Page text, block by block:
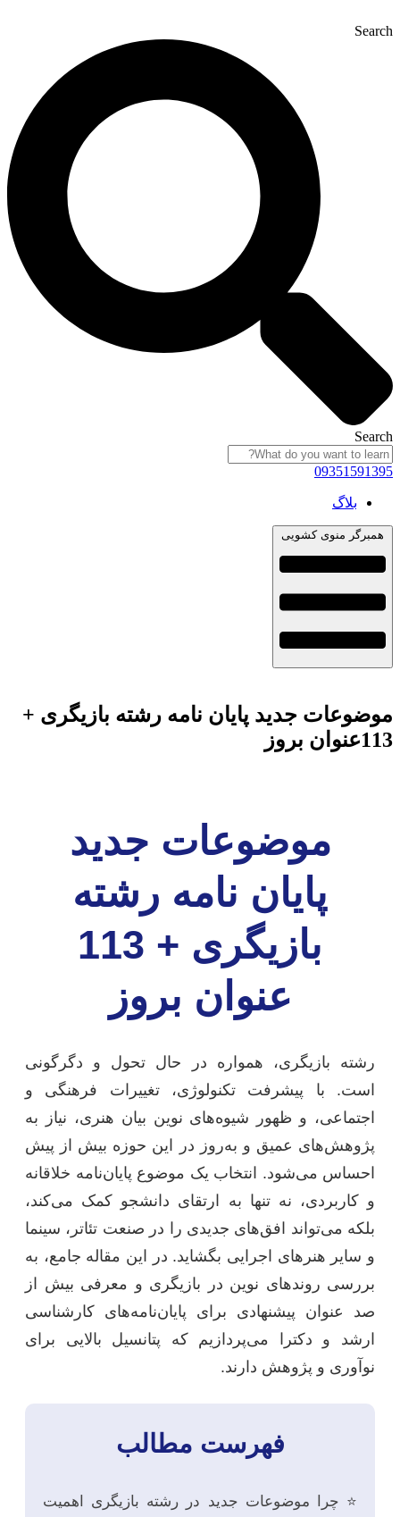
Search
Search
09351591395
بلاگ
همبرگر منوی کشویی
موضوعات جدید پایان نامه رشته بازیگری +
113عنوان بروز
موضوعات جدید
پایان نامه رشته
بازیگری + 113
عنوان بروز
رشته بازیگری، همواره در حال تحول و دگرگونی
است. با پیشرفت تکنولوژی، تغییرات فرهنگی و
اجتماعی، و ظهور شیوه‌های نوین بیان هنری، نیاز به
پژوهش‌های عمیق و به‌روز در این حوزه بیش از پیش
احساس می‌شود. انتخاب یک موضوع پایان‌نامه خلاقانه
و کاربردی، نه تنها به ارتقای دانشجو کمک می‌کند،
بلکه می‌تواند افق‌های جدیدی را در صنعت تئاتر، سینما
و سایر هنرهای اجرایی بگشاید. در این مقاله جامع، به
بررسی روندهای نوین در بازیگری و معرفی بیش از
صد عنوان پیشنهادی برای پایان‌نامه‌های کارشناسی
ارشد و دکترا می‌پردازیم که پتانسیل بالایی برای
نوآوری و پژوهش دارند.
فهرست مطالب
⭐ چرا موضوعات جدید در رشته بازیگری اهمیت